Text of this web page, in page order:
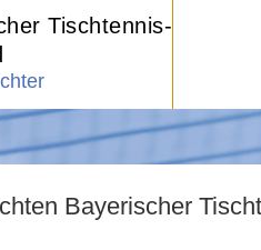
Tischtennis-
Bayerischer